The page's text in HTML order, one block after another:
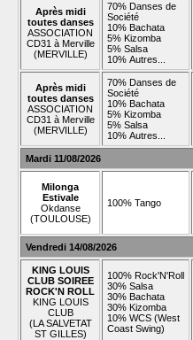
Après midi
toutes danses
ASSOCIATION
CD31 à Merville
(MERVILLE)
70% Danses de
Société
10% Bachata
5% Kizomba
5% Salsa
10% Autres...
Après midi
toutes danses
ASSOCIATION
CD31 à Merville
(MERVILLE)
70% Danses de
Société
10% Bachata
5% Kizomba
5% Salsa
10% Autres...
Mardi 11/08/2026
Milonga
Estivale
Okdanse
(TOULOUSE)
100% Tango
Vendredi 14/08/2026
KING LOUIS
CLUB SOIREE
ROCK'N ROLL
KING LOUIS
CLUB
(LA SALVETAT
ST GILLES)
100% Rock'N'Roll
30% Salsa
30% Bachata
30% Kizomba
10% WCS (West
Coast Swing)